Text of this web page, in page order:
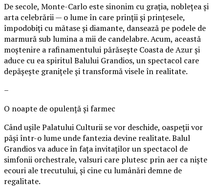
De secole, Monte-Carlo este sinonim cu grația, noblețea și
arta celebrării — o lume în care prinții și prințesele,
împodobiți cu mătase și diamante, dansează pe podele de
marmură sub lumina a mii de candelabre. Acum, această
moștenire a rafinamentului părăsește Coasta de Azur și
aduce cu ea spiritul Balului Grandios, un spectacol care
depășește granițele și transformă visele în realitate.
–
O noapte de opulență și farmec
Când ușile Palatului Culturii se vor deschide, oaspeții vor
păși într-o lume unde fantezia devine realitate. Balul
Grandios va aduce în fața invitaților un spectacol de
simfonii orchestrale, valsuri care plutesc prin aer ca niște
ecouri ale trecutului, și cine cu lumânări demne de
regalitate.